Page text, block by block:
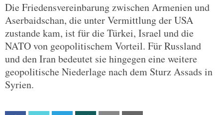
Die Friedensvereinbarung zwischen Armenien und
Aserbaidschan, die unter Vermittlung der USA
zustande kam, ist für die Türkei, Israel und die
NATO von geopolitischem Vorteil. Für Russland
und den Iran bedeutet sie hingegen eine weitere
geopolitische Niederlage nach dem Sturz Assads in
Syrien.